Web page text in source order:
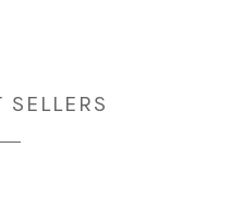
SELLERS